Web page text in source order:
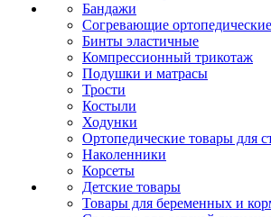
Бандажи
Согревающие
Бинты эластичные
Компрессионный трикотаж
Подушки и матрасы
Трости
Костыли
Ходунки
Ортопедические товары для
Наколенники
Корсеты
Детские товары
Товары для беременных и